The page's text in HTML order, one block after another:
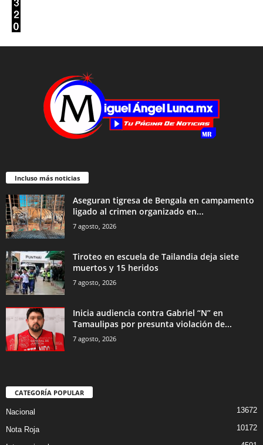
Incluso más noticias
Aseguran tigresa de Bengala en campamento
ligado al crimen organizado en...
7 agosto, 2026
Tiroteo en escuela de Tailandia deja siete
muertos y 15 heridos
7 agosto, 2026
Inicia audiencia contra Gabriel “N” en
Tamaulipas por presunta violación de...
7 agosto, 2026
CATEGORÍA POPULAR
Nacional 13672
Nota Roja 10172